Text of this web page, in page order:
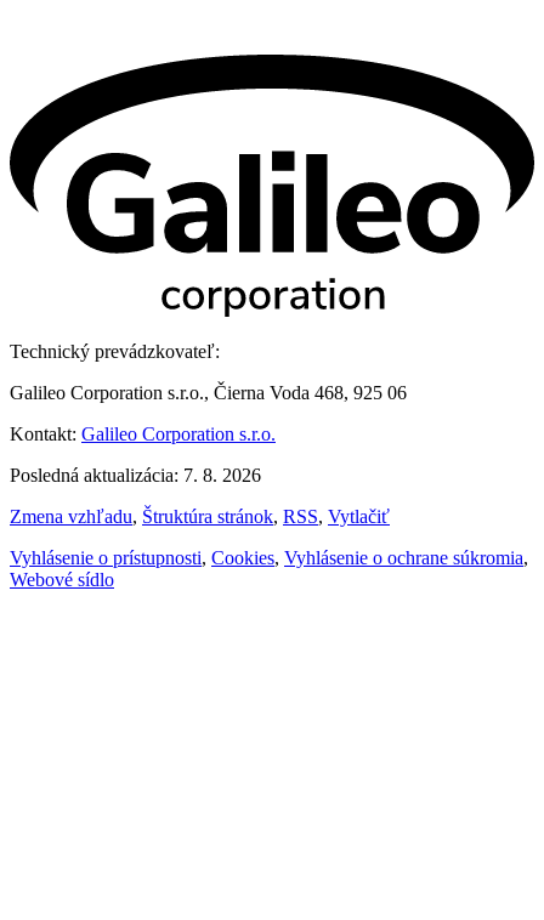
Technický prevádzkovateľ:
Galileo Corporation s.r.o., Čierna Voda 468, 925 06
Kontakt: Galileo Corporation s.r.o.
Posledná aktualizácia: 7. 8. 2026
Zmena vzhľadu, Štruktúra stránok, RSS, Vytlačiť
Vyhlásenie o prístupnosti, Cookies, Vyhlásenie o ochrane súkromia,
Webové sídlo